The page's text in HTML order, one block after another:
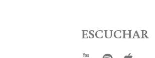
ESCUCHAR